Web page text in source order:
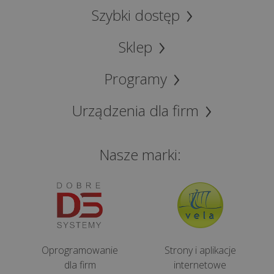
technologią
Szybki dostęp
Sklep
Programy
Urządzenia dla firm
Nasze marki:
Oprogramowanie
dla firm
Strony i aplikacje
internetowe